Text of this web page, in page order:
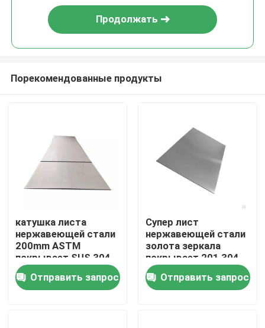
Дома
О Компании
Продолжать
Порекомендованные продукты
катушка листа
нержавеющей стали
200mm ASTM
покрывает SUS 304
304l 316l 310 JIS 410
430Отправить запрос
Супер лист
нержавеющей стали
золота зеркала
покрывает 201 304
ГЕКТОЛИТРА 2D
1219Mm
Отправить запрос